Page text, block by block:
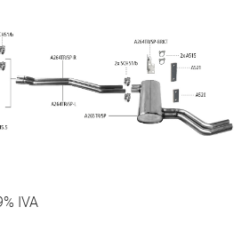
IVA